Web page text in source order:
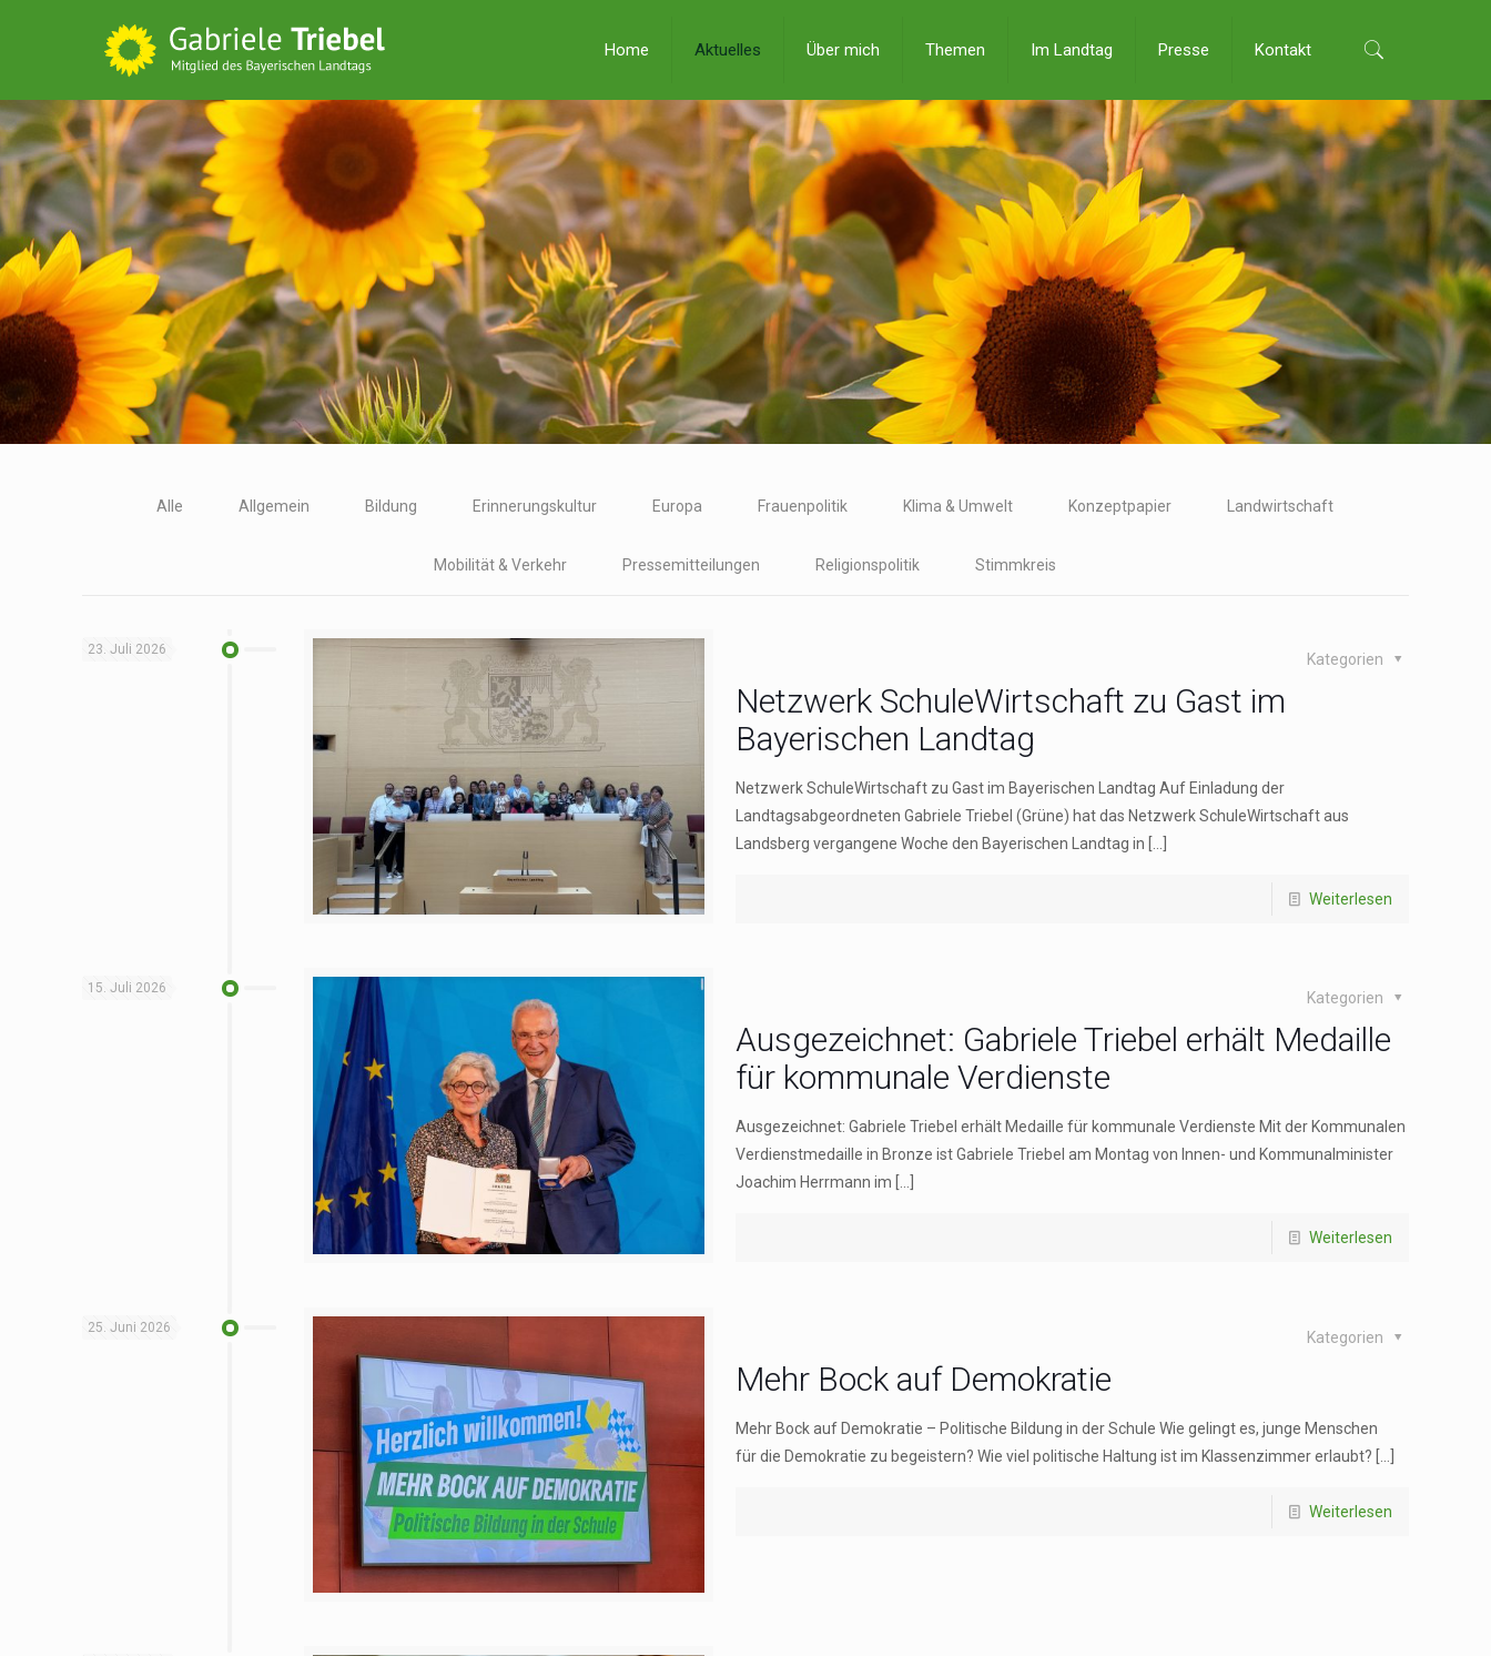
Home Aktuelles Über mich Themen Im Landtag Presse Kontakt
Alle Allgemein Bildung Erinnerungskultur Europa Frauenpolitik Klima & Umwelt Konzeptpapier Landwirtschaft
Mobilität & Verkehr Pressemitteilungen Religionspolitik Stimmkreis
23. Juli 2026
Kategorien
Netzwerk SchuleWirtschaft zu Gast im
Bayerischen Landtag
Netzwerk SchuleWirtschaft zu Gast im Bayerischen Landtag Auf Einladung der
Landtagsabgeordneten Gabriele Triebel (Grüne) hat das Netzwerk SchuleWirtschaft aus
Landsberg vergangene Woche den Bayerischen Landtag in
Weiterlesen
15. Juli 2026
Kategorien
Ausgezeichnet: Gabriele Triebel erhält Medaille
für kommunale Verdienste
Ausgezeichnet: Gabriele Triebel erhält Medaille für kommunale Verdienste Mit der Kommunalen
Verdienstmedaille in Bronze ist Gabriele Triebel am Montag von Innen- und Kommunalminister
Joachim Herrmann im […]
Weiterlesen
25. Juni 2026
Kategorien
Mehr Bock auf Demokratie
Mehr Bock auf Demokratie – Politische Bildung in der Schule Wie gelingt es, junge Menschen
für die Demokratie zu begeistern? Wie viel politische Haltung ist im Klassenzimmer erlaubt? […]
Weiterlesen